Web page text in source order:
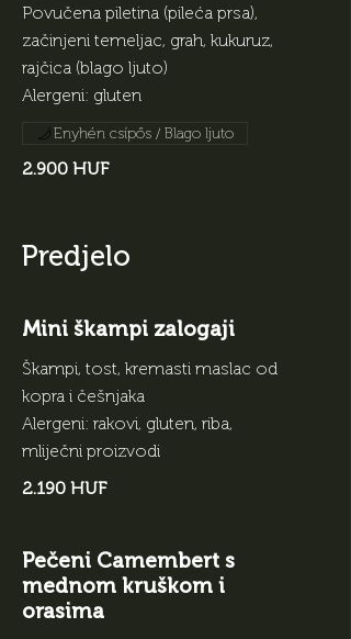
Povučena piletina (pileća prsa),
začinjeni temeljac, grah, kukuruz,
rajčica (blago ljuto)
Alergeni: gluten
2.900 HUF
Enyhén csípős / Blago ljuto
Predjelo
Mini škampi zalogaji
Škampi, tost, kremasti maslac od
kopra i češnjaka
Alergeni: rakovi, gluten, riba,
mliječni proizvodi
2.190 HUF
Pečeni Camembert s
mednom kruškom i
orasima